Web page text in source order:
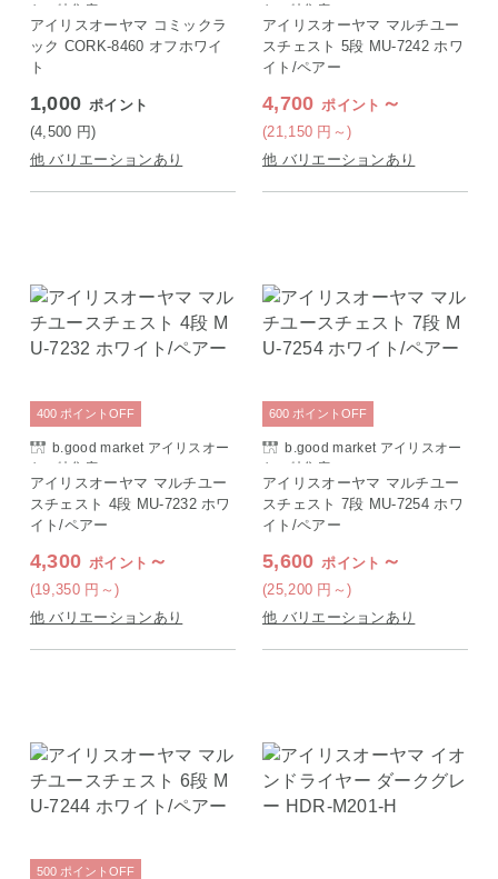
ヤマ特集店
アイリスオーヤマ コミックラ
ック CORK-8460 オフホワイ
ト
1,000 ポイント
(4,500 円)
他 バリエーションあり
ヤマ特集店
アイリスオーヤマ マルチユー
スチェスト 5段 MU-7242 ホワ
イト/ペアー
4,700 ポイント ～
(21,150 円 ～)
他 バリエーションあり
b.good market アイリスオー
ヤマ特集店
アイリスオーヤマ マルチユー
スチェスト 4段 MU-7232 ホワ
イト/ペアー
4,300 ポイント ～
(19,350 円 ～)
400 ポイント OFF
他 バリエーションあり
b.good market アイリスオー
ヤマ特集店
アイリスオーヤマ マルチユー
スチェスト 7段 MU-7254 ホワ
イト/ペアー
5,600 ポイント ～
(25,200 円 ～)
600 ポイント OFF
他 バリエーションあり
500 ポイント OFF